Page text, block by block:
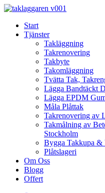
Skip
contentStart
Tjänster
Takläggning
Takrenovering
Takbyte
Takomläggning
Tvätta Tak,
Lägga Bandtäckt
Lägga EPDM
Måla Plåttak
Takrenovering av
Takmålning av
Stockholm
Bygga Takkupa &
Plåtslageri
Om Oss
Blogg
Offert